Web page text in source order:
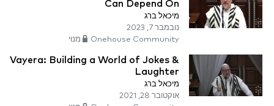
Can Depend On
מיכאל ברג
נובמבר 7, 2023
Onehouse Community מנוי
Vayera: Building a World of Jokes &
Laughter
מיכאל ברג
אוקטובר 28, 2021